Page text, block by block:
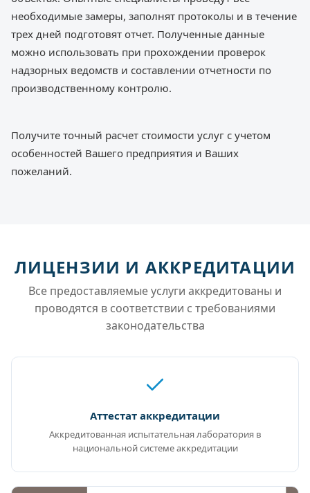
необходимые замеры, заполнят протоколы и в течение
трех дней подготовят отчет. Полученные данные
можно использовать при прохождении проверок
надзорных ведомств и составлении отчетности по
производственному контролю.
Получите точный расчет стоимости услуг с учетом
особенностей Вашего предприятия и Ваших
пожеланий.
ЛИЦЕНЗИИ И АККРЕДИТАЦИИ
Все предоставляемые услуги аккредитованы и
проводятся в соответствии с требованиями
законодательства
Аттестат аккредитации
Аккредитованная испытательная лаборатория в
национальной системе аккредитации